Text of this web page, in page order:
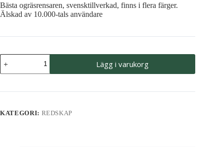
Bästa ogräsrensaren, svensktillverkad, finns i flera färger.
Älskad av 10.000-tals användare
Lucko
L2
mängd
Lägg i varukorg
KATEGORI: REDSKAP